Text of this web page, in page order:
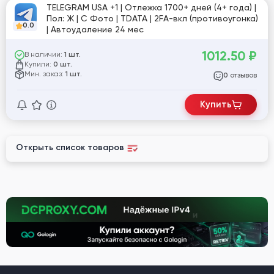
0.0
TELEGRAM USA +1 | Отлежка 1700+ дней (4+ года) |
Пол: Ж | С Фото | TDATA | 2FA-вкл (противоугонка)
| Автоудаление 24 мес
В наличии: 1 шт.
Купили: 0 шт.
Мин. заказ: 1 шт.
1012.50 ₽
0 отзывов
Купить
Открыть список товаров